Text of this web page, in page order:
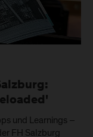
und Learnings –
FH Salzburg